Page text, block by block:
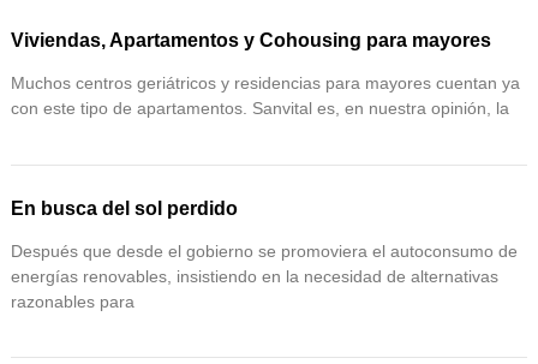
Viviendas, Apartamentos y Cohousing para mayores
Muchos centros geriátricos y residencias para mayores cuentan ya
con este tipo de apartamentos. Sanvital es, en nuestra opinión, la
En busca del sol perdido
Después que desde el gobierno se promoviera el autoconsumo de
energías renovables, insistiendo en la necesidad de alternativas
razonables para